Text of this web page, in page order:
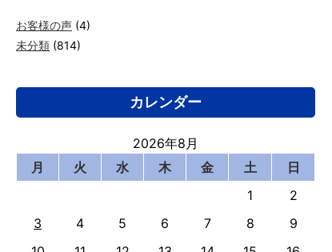
お客様の声 (4)
未分類 (814)
カレンダー
2026年8月
月
火 水 木 金 土
日
1
2
3
4 5 6 7 8
9